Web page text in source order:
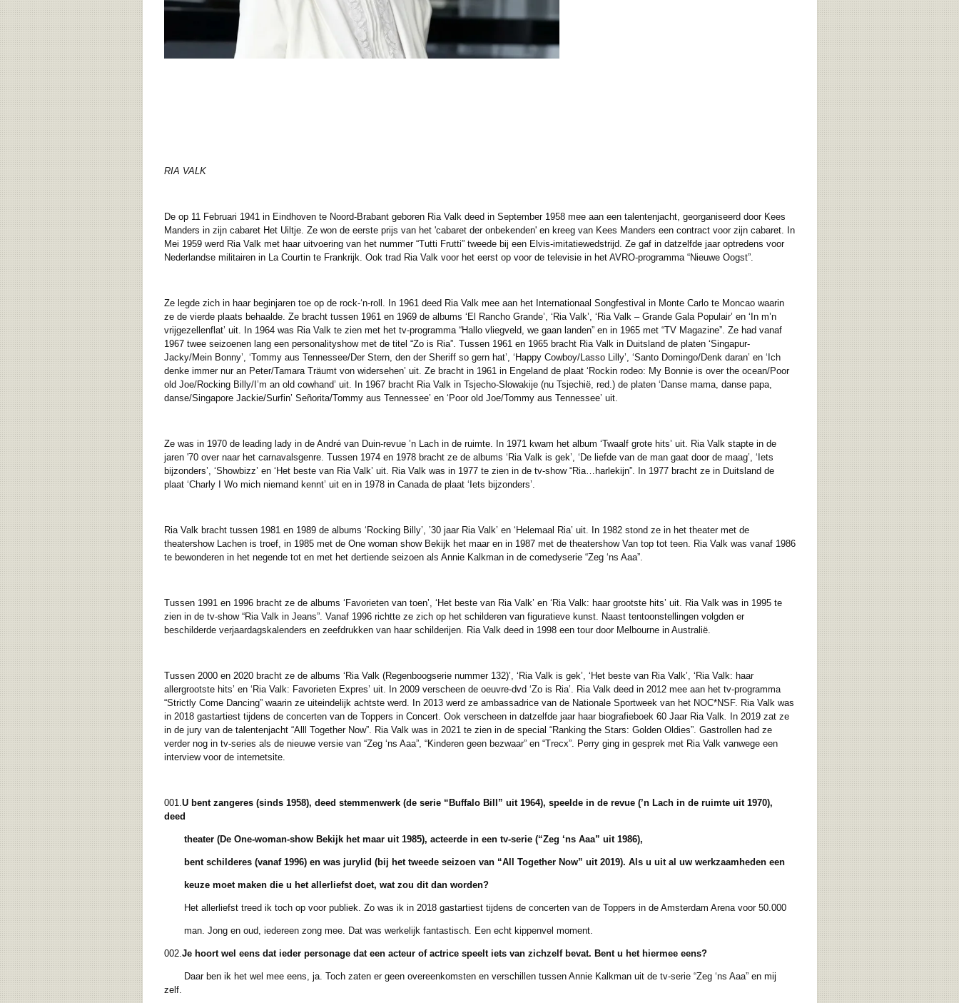
RIA VALK
De op 11 Februari 1941 in Eindhoven te Noord-Brabant geboren Ria Valk deed in September 1958 mee aan een talentenjacht, georganiseerd door Kees
Manders in zijn cabaret Het Uiltje. Ze won de eerste prijs van het 'cabaret der onbekenden' en kreeg van Kees Manders een contract voor zijn cabaret. In
Mei 1959 werd Ria Valk met haar uitvoering van het nummer “Tutti Frutti” tweede bij een Elvis-imitatiewedstrijd. Ze gaf in datzelfde jaar optredens voor
Nederlandse militairen in La Courtin te Frankrijk. Ook trad Ria Valk voor het eerst op voor de televisie in het AVRO-programma “Nieuwe Oogst”.
Ze legde zich in haar beginjaren toe op de rock-‘n-roll. In 1961 deed Ria Valk mee aan het Internationaal Songfestival in Monte Carlo te Moncao waarin
ze de vierde plaats behaalde. Ze bracht tussen 1961 en 1969 de albums ‘El Rancho Grande’, ‘Ria Valk’, ‘Ria Valk – Grande Gala Populair’ en ‘In m’n
vrijgezellenflat’ uit. In 1964 was Ria Valk te zien met het tv-programma “Hallo vliegveld, we gaan landen” en in 1965 met “TV Magazine”. Ze had vanaf
1967 twee seizoenen lang een personalityshow met de titel “Zo is Ria”. Tussen 1961 en 1965 bracht Ria Valk in Duitsland de platen ‘Singapur-
Jacky/Mein Bonny’, ‘Tommy aus Tennessee/Der Stern, den der Sheriff so gern hat’, ‘Happy Cowboy/Lasso Lilly’, ‘Santo Domingo/Denk daran’ en ‘Ich
denke immer nur an Peter/Tamara Träumt von widersehen’ uit. Ze bracht in 1961 in Engeland de plaat ‘Rockin rodeo: My Bonnie is over the ocean/Poor
old Joe/Rocking Billy/I’m an old cowhand’ uit. In 1967 bracht Ria Valk in Tsjecho-Slowakije (nu Tsjechië, red.) de platen ‘Danse mama, danse papa,
danse/Singapore Jackie/Surfin’ Señorita/Tommy aus Tennessee’ en ‘Poor old Joe/Tommy aus Tennessee’ uit.
Ze was in 1970 de leading lady in de André van Duin-revue ’n Lach in de ruimte. In 1971 kwam het album ‘Twaalf grote hits’ uit. Ria Valk stapte in de
jaren '70 over naar het carnavalsgenre. Tussen 1974 en 1978 bracht ze de albums ‘Ria Valk is gek’, ‘De liefde van de man gaat door de maag’, ‘Iets
bijzonders’, ‘Showbizz’ en ‘Het beste van Ria Valk’ uit. Ria Valk was in 1977 te zien in de tv-show “Ria…harlekijn”. In 1977 bracht ze in Duitsland de
plaat ‘Charly I Wo mich niemand kennt’ uit en in 1978 in Canada de plaat ‘Iets bijzonders’.
Ria Valk bracht tussen 1981 en 1989 de albums ‘Rocking Billy’, ’30 jaar Ria Valk’ en ‘Helemaal Ria’ uit. In 1982 stond ze in het theater met de
theatershow Lachen is troef, in 1985 met de One woman show Bekijk het maar en in 1987 met de theatershow Van top tot teen. Ria Valk was vanaf 1986
te bewonderen in het negende tot en met het dertiende seizoen als Annie Kalkman in de comedyserie “Zeg ‘ns Aaa”.
Tussen 1991 en 1996 bracht ze de albums ‘Favorieten van toen’, ‘Het beste van Ria Valk’ en ‘Ria Valk: haar grootste hits’ uit. Ria Valk was in 1995 te
zien in de tv-show “Ria Valk in Jeans”. Vanaf 1996 richtte ze zich op het schilderen van figuratieve kunst. Naast tentoonstellingen volgden er
beschilderde verjaardagskalenders en zeefdrukken van haar schilderijen. Ria Valk deed in 1998 een tour door Melbourne in Australië.
Tussen 2000 en 2020 bracht ze de albums ‘Ria Valk (Regenboogserie nummer 132)’, ‘Ria Valk is gek’, ‘Het beste van Ria Valk’, ‘Ria Valk: haar
allergrootste hits’ en ‘Ria Valk: Favorieten Expres’ uit. In 2009 verscheen de oeuvre-dvd ‘Zo is Ria’. Ria Valk deed in 2012 mee aan het tv-programma
“Strictly Come Dancing” waarin ze uiteindelijk achtste werd. In 2013 werd ze ambassadrice van de Nationale Sportweek van het NOC*NSF. Ria Valk was
in 2018 gastartiest tijdens de concerten van de Toppers in Concert. Ook verscheen in datzelfde jaar haar biografieboek 60 Jaar Ria Valk. In 2019 zat ze
in de jury van de talentenjacht “Alll Together Now”. Ria Valk was in 2021 te zien in de special “Ranking the Stars: Golden Oldies”. Gastrollen had ze
verder nog in tv-series als de nieuwe versie van “Zeg ‘ns Aaa”, “Kinderen geen bezwaar” en “Trecx”. Perry ging in gesprek met Ria Valk vanwege een
interview voor de internetsite.
001.U bent zangeres (sinds 1958), deed stemmenwerk (de serie “Buffalo Bill” uit 1964), speelde in de revue (’n Lach in de ruimte uit 1970),
deed
theater (De One-woman-show Bekijk het maar uit 1985), acteerde in een tv-serie (“Zeg ‘ns Aaa” uit 1986),
bent schilderes (vanaf 1996) en was jurylid (bij het tweede seizoen van “All Together Now” uit 2019). Als u uit al uw werkzaamheden een
keuze moet maken die u het allerliefst doet, wat zou dit dan worden?
Het allerliefst treed ik toch op voor publiek. Zo was ik in 2018 gastartiest tijdens de concerten van de Toppers in de Amsterdam Arena voor 50.000
man. Jong en oud, iedereen zong mee. Dat was werkelijk fantastisch. Een echt kippenvel moment.
002.Je hoort wel eens dat ieder personage dat een acteur of actrice speelt iets van zichzelf bevat. Bent u het hiermee eens?
Daar ben ik het wel mee eens, ja. Toch zaten er geen overeenkomsten en verschillen tussen Annie Kalkman uit de tv-serie “Zeg ‘ns Aaa” en mij
zelf.